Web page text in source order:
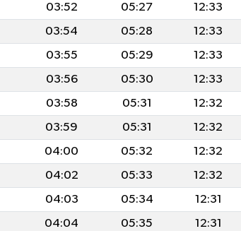
03:52 05:27
12:33
03:54 05:28
12:33
03:55 05:29
12:33
03:56 05:30
12:33
03:58 05:31
12:32
03:59 05:31
12:32
04:00 05:32
12:32
04:02 05:33
12:32
04:03 05:34
12:31
04:04 05:35 12:31